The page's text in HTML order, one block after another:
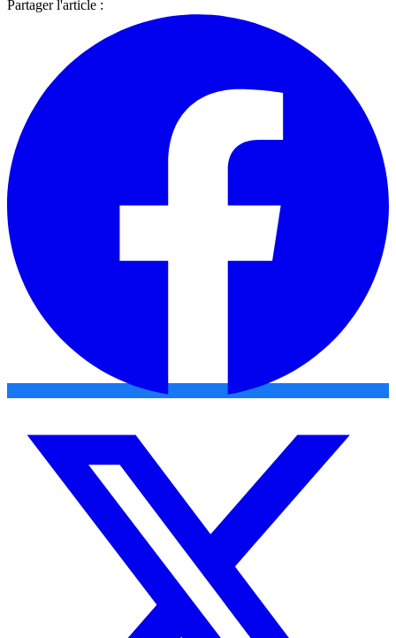
Partager l'article :